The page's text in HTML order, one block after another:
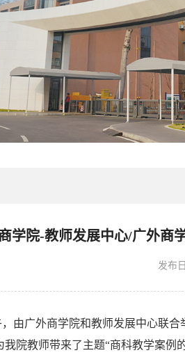
学院-教师发展中心/广外商
发布
，由广外商学院和教师发展中心联
院教师带来了主题“商科教学案